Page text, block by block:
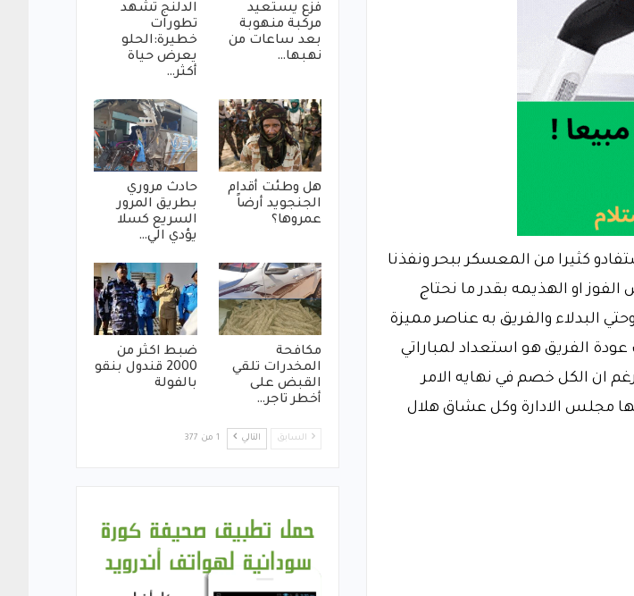
كثيرا من المعسكر ببحر ونفذنا
او الهذيمه بقدر ما نحتاج
البدلاء والفريق به عناصر مميزة
الفريق هو استعداد لمباراتي
ان الكل خصم في نهايه الامر
مجلس الادارة وكل عشاق هلال
فزع يستعيد
مركبة منهوبة
بعد ساعات من
نهبها…
الدلنج تشهد
تطورات
خطيرة:الحلو
يعرض حياة
أكثر…
هل وطئت أقدام
الجنجويد أرضاً
عمروها؟
حادث مروري
بطريق المرور
السريع كسلا
يؤدي الي…
مكافحة
المخدرات تلقي
القبض على
أخطر تاجر…
ضبط اكثر من
2000 قندول بنقو
بالفولة
السابق التالي 1 من 377